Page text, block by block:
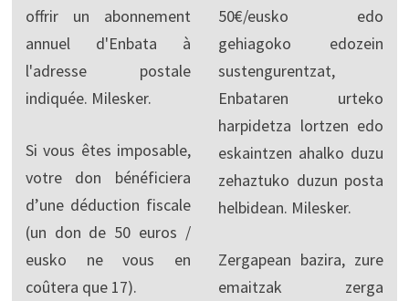
offrir un abonnement
annuel d'Enbata à
l'adresse postale
indiquée. Milesker.
Si vous êtes imposable,
votre don bénéficiera
d’une déduction fiscale
(un don de 50 euros /
eusko ne vous en
coûtera que 17).
50€/eusko edo
gehiagoko edozein
sustengurentzat,
Enbataren urteko
harpidetza lortzen edo
eskaintzen ahalko duzu
zehaztuko duzun posta
helbidean. Milesker.
Zergapean bazira, zure
emaitzak zerga